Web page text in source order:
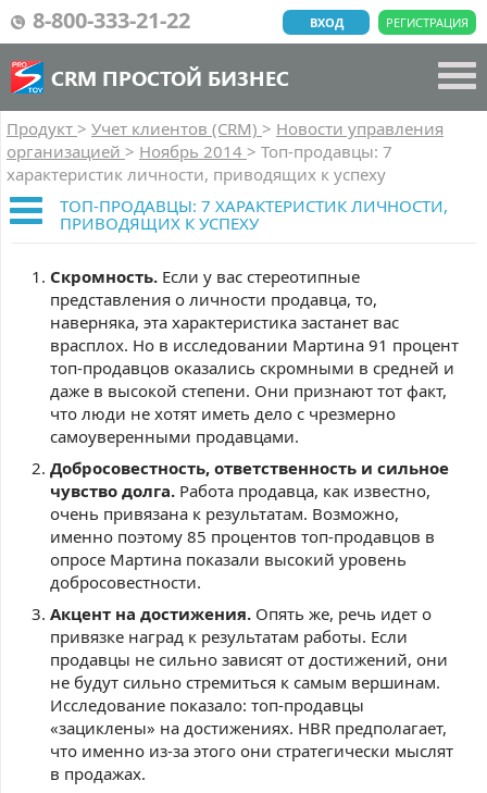
8-800-333-21-22 РЕГИСТРАЦИЯ
ВХОД
CRM ПРОСТОЙ БИЗНЕС
Продукт > Учет клиентов (CRM) > Новости управления
организацией > Ноябрь 2014 > Топ-продавцы: 7
характеристик личности, приводящих к успеху
ТОП-ПРОДАВЦЫ: 7 ХАРАКТЕРИСТИК ЛИЧНОСТИ,
ПРИВОДЯЩИХ К УСПЕХУ
Скромность. Если у вас стереотипные
представления о личности продавца, то,
наверняка, эта характеристика застанет вас
врасплох. Но в исследовании Мартина 91 процент
топ-продавцов оказались скромными в средней и
даже в высокой степени. Они признают тот факт,
что люди не хотят иметь дело с чрезмерно
самоуверенными продавцами.
Добросовестность, ответственность и сильное
чувство долга. Работа продавца, как известно,
очень привязана к результатам. Возможно,
именно поэтому 85 процентов топ-продавцов в
опросе Мартина показали высокий уровень
добросовестности.
Акцент на достижения. Опять же, речь идет о
привязке наград к результатам работы. Если
продавцы не сильно зависят от достижений, они
не будут сильно стремиться к самым вершинам.
Исследование показало: топ-продавцы
«зациклены» на достижениях. HBR предполагает,
что именно из-за этого они стратегически мыслят
в продажах.